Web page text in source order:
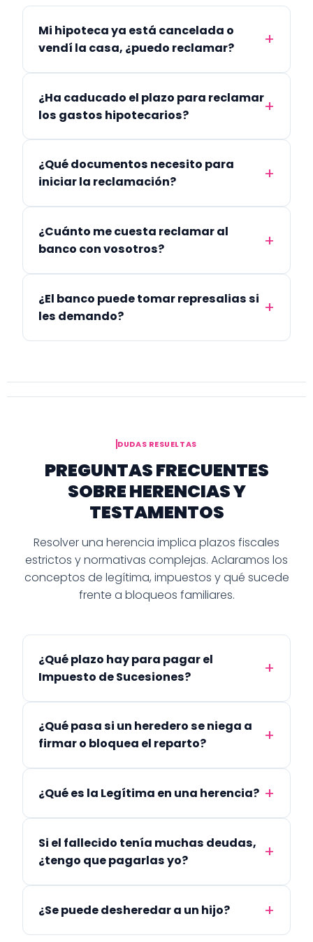
Mi hipoteca ya está cancelada o
vendí la casa, ¿puedo reclamar?
¿Ha caducado el plazo para reclamar
los gastos hipotecarios?
¿Qué documentos necesito para
iniciar la reclamación?
¿Cuánto me cuesta reclamar al
banco con vosotros?
¿El banco puede tomar represalias si
les demando?
DUDAS RESUELTAS
PREGUNTAS FRECUENTES
SOBRE HERENCIAS Y
TESTAMENTOS
Resolver una herencia implica plazos fiscales
estrictos y normativas complejas. Aclaramos los
conceptos de legítima, impuestos y qué sucede
frente a bloqueos familiares.
¿Qué plazo hay para pagar el
Impuesto de Sucesiones?
¿Qué pasa si un heredero se niega a
firmar o bloquea el reparto?
¿Qué es la Legítima en una herencia?
Si el fallecido tenía muchas deudas,
¿tengo que pagarlas yo?
¿Se puede desheredar a un hijo?